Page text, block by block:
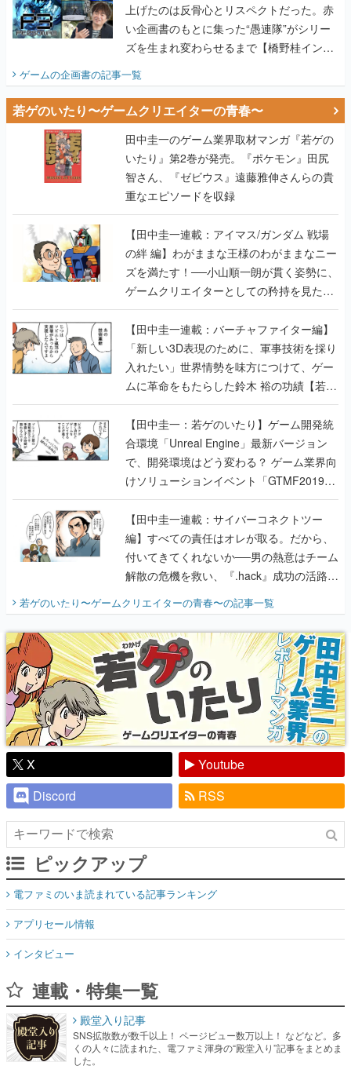
上げたのは反骨心とリスペクトだった。赤
い企画書のもとに集った“愚連隊”がシリー
ズを生まれ変わらせるまで【橋野桂インタ
ビュー】
ゲームの企画書の記事一覧
若ゲのいたり〜ゲームクリエイターの青春〜
田中圭一のゲーム業界取材マンガ『若ゲの
いたり』第2巻が発売。『ポケモン』田尻
智さん、『ゼビウス』遠藤雅伸さんらの貴
重なエピソードを収録
【田中圭一連載：アイマス/ガンダム 戦場
の絆 編】わがままな王様のわがままなニー
ズを満たす！──小山順一朗が貫く姿勢に、
ゲームクリエイターとしての矜持を見た
【若ゲのいたり最終回】
【田中圭一連載：バーチャファイター編】
「新しい3D表現のために、軍事技術を採り
入れたい」世界情勢を味方につけて、ゲー
ムに革命をもたらした鈴木 裕の功績【若ゲ
のいたり】
【田中圭一：若ゲのいたり】ゲーム開発統
合環境「Unreal Engine」最新バージョン
で、開発環境はどう変わる？ ゲーム業界向
けソリューションイベント「GTMF2019」
に行って、より理解を深めよう【PR】
【田中圭一連載：サイバーコネクトツー
編】すべての責任はオレが取る。だから、
付いてきてくれないか──男の熱意はチーム
解散の危機を救い、『.hack』成功の活路を
開く。業界の快男児・松山 洋に流れる血は
『少年ジャンプ』色だった【若ゲのいた
り】
若ゲのいたり〜ゲームクリエイターの青春〜の記事一覧
X
Youtube
Discord
RSS
ピックアップ
電ファミのいま読まれている記事ランキング
アプリセール情報
インタビュー
連載・特集一覧
殿堂入り記事
SNS拡散数が数千以上！ ページビュー数万以上！ などなど。多
くの人々に読まれた、電ファミ渾身の“殿堂入り”記事をまとめま
した。